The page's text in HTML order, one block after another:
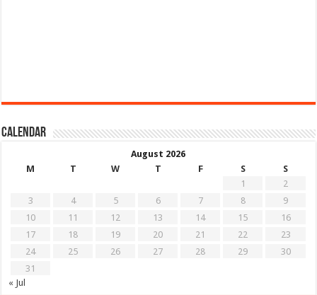
Calendar
August 2026
M
T W T F S
S
1
2
3
4 5 6 7 8
9
10
11 12 13 14 15
16
17
18 19 20 21 22
23
24
25 26 27 28 29
30
31
« Jul